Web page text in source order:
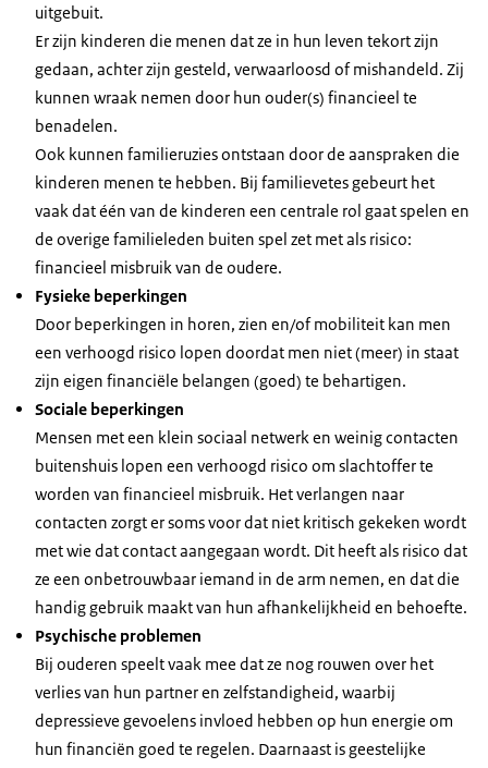
uitgebuit.
Er zijn kinderen die menen dat ze in hun leven tekort zijn
gedaan, achter zijn gesteld, verwaarloosd of mishandeld. Zij
kunnen wraak nemen door hun ouder(s) financieel te
benadelen.
Ook kunnen familieruzies ontstaan door de aanspraken die
kinderen menen te hebben. Bij familievetes gebeurt het
vaak dat één van de kinderen een centrale rol gaat spelen en
de overige familieleden buiten spel zet met als risico:
financieel misbruik van de oudere.
Fysieke beperkingen
Door beperkingen in horen, zien en/of mobiliteit kan men
een verhoogd risico lopen doordat men niet (meer) in staat
zijn eigen financiële belangen (goed) te behartigen.
Sociale beperkingen
Mensen met een klein sociaal netwerk en weinig contacten
buitenshuis lopen een verhoogd risico om slachtoffer te
worden van financieel misbruik. Het verlangen naar
contacten zorgt er soms voor dat niet kritisch gekeken wordt
met wie dat contact aangegaan wordt. Dit heeft als risico dat
ze een onbetrouwbaar iemand in de arm nemen, en dat die
handig gebruik maakt van hun afhankelijkheid en behoefte.
Psychische problemen
Bij ouderen speelt vaak mee dat ze nog rouwen over het
verlies van hun partner en zelfstandigheid, waarbij
depressieve gevoelens invloed hebben op hun energie om
hun financiën goed te regelen. Daarnaast is geestelijke